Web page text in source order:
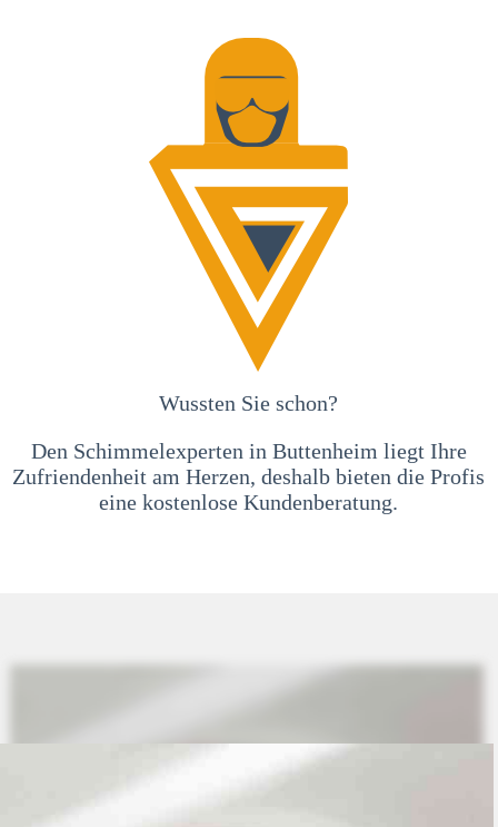
Wussten Sie schon?
Den Schimmelexperten in Buttenheim liegt Ihre
Zufriendenheit am Herzen, deshalb bieten die Profis
eine kostenlose Kundenberatung.